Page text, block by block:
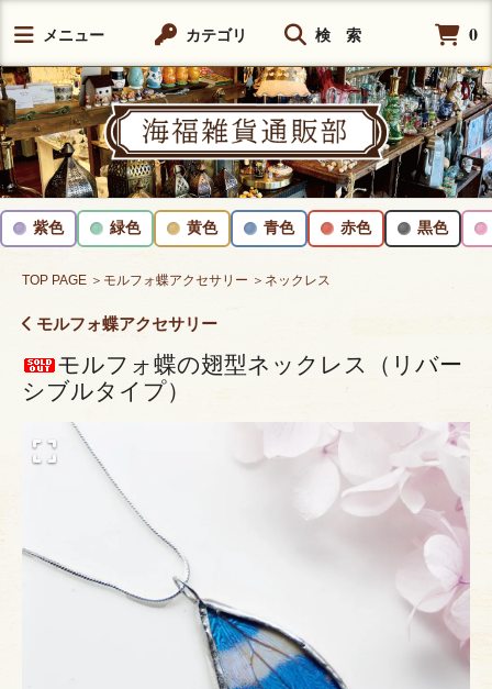
メニュー カテゴリ 検 索 0
紫色 緑色 黄色 青色 赤色 黒色
TOP PAGE ＞モルフォ蝶アクセサリー ＞ネックレス
モルフォ蝶アクセサリー
モルフォ蝶の翅型ネックレス（リバー
シブルタイプ）